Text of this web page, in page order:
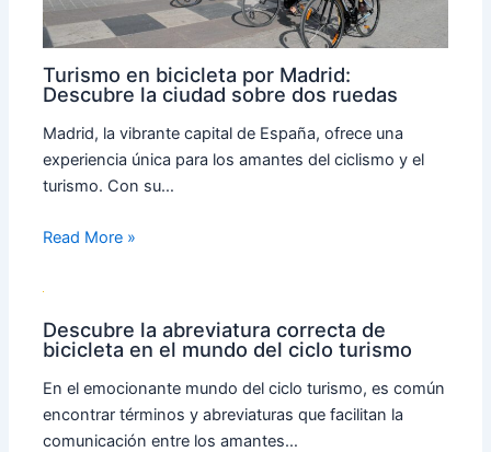
Turismo en bicicleta por Madrid:
Descubre la ciudad sobre dos ruedas
Madrid, la vibrante capital de España, ofrece una
experiencia única para los amantes del ciclismo y el
turismo. Con su…
Read More »
Descubre la abreviatura correcta de
bicicleta en el mundo del ciclo turismo
En el emocionante mundo del ciclo turismo, es común
encontrar términos y abreviaturas que facilitan la
comunicación entre los amantes…